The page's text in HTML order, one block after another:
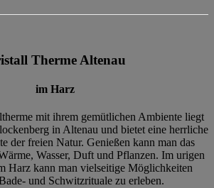
Therme Altenau
im Harz
mit ihrem gemütlichen Ambiente liegt
in Altenau und bietet eine herrliche
der freien Natur. Genießen kann man das
Wasser, Duft und Pflanzen. Im urigen
Harz kann man vielseitige Möglichkeiten
und Schwitzrituale zu erleben.